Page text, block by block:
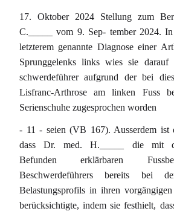
17. Oktober 2024 Stellung zum
C._____ vom 9. Sep- tember 2024.
letzterem genannte Diagnose einer
Sprunggelenks links wies sie
schwerdeführer aufgrund der bei
Lisfranc-Arthrose am linken Fuss
Serienschuhe zugesprochen worden
- 11 - seien (VB 167). Ausserdem ist
dass Dr. med. H._____ die mit
Befunden erklärbaren
Beschwerdeführers bereits bei
Belastungsprofils in ihren
berücksichtigte, indem sie festhielt,